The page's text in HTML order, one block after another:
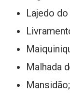
Lajedo
Malhada
Mansidão;